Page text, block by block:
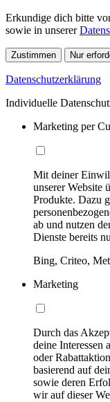
Erkundige dich bitte
sowie in unserer
Zustimmen Nur
Datenschutzerklärung
Individuelle
Marketing per
Mit deiner
unserer Website
Produkte. Dazu
ab und nutzen
Dienste bereits
Bing, Criteo,
Marketing
Durch das
deine Interessen
oder
basierend auf
sowie deren
wir auf dieser